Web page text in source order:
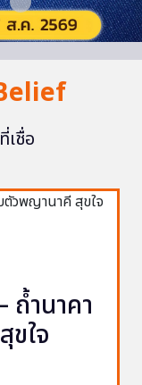
เชื่อ
ถ้ำนาคา
ใจ